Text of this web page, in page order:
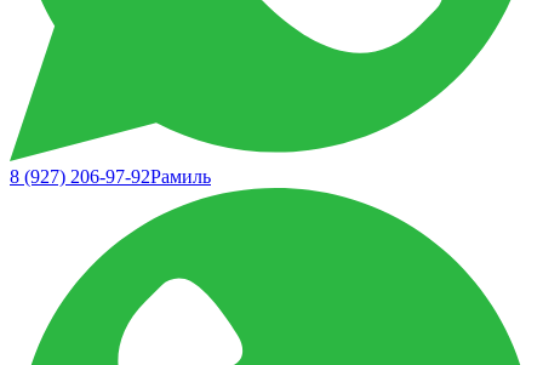
8 (927) 206-97-92Рамиль